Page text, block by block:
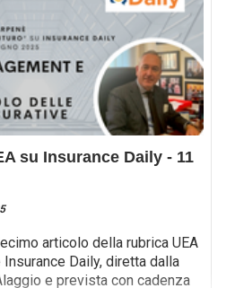
su Insurance Daily - 11
articolo della rubrica UEA
Daily, diretta dalla
e prevista con cadenza